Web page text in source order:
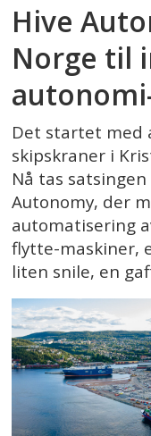
Hive
Norge til
Det startet med
skipskraner i
Nå tas
Autonomy, der
automatisering
flytte-maskiner,
liten snile, en